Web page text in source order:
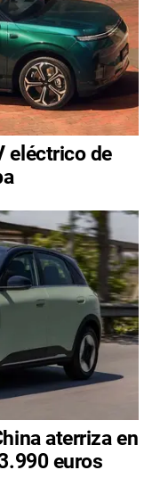
eléctrico de
aterriza en
euros